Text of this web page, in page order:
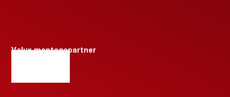
Velux montagepartner